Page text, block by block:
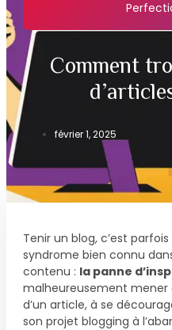
Comment
février 1, 2025
Tenir un blog, c’est
syndrome bien connu
contenu : la panne
malheureusement mener
d’un article, à se
son projet blogging à